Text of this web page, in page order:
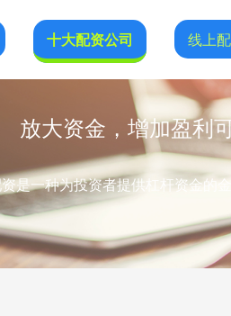
十大配资公司 线上
放大资金，增加盈利
是一种为投资者提供杠杆资金的